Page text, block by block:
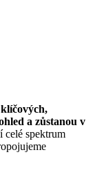
a zůstanou v
spektrum